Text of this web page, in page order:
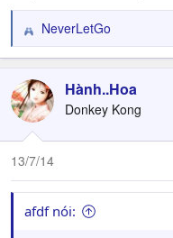
R
e
c
t
i
o
n
:
NeverLetGo
Hành..Hoa
Donkey Kong
13/7/14
afdf nói: